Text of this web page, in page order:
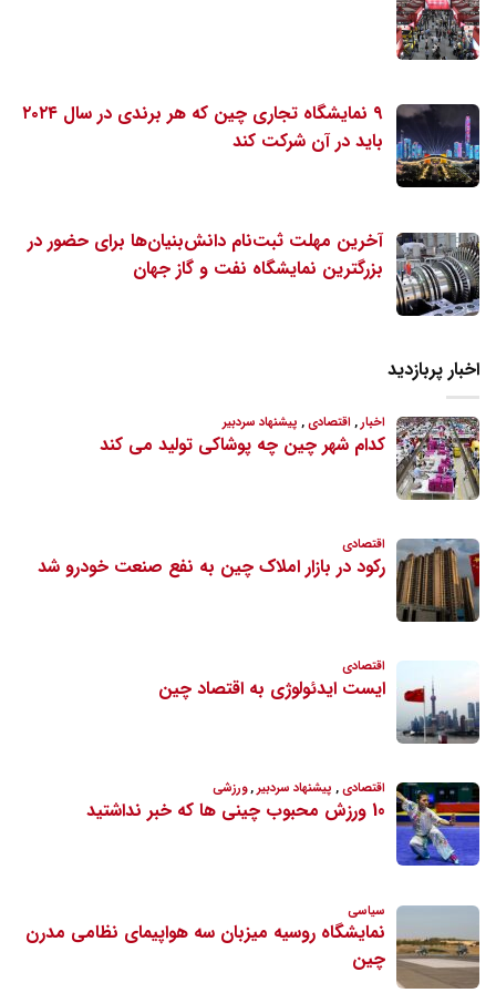
۹ نمایشگاه تجاری چین که هر برندی در سال ۲۰۲۴
باید در آن شرکت کند
آخرین مهلت ثبت‌نام دانش‌بنیان‌ها برای حضور در
بزرگترین نمایشگاه نفت و گاز جهان
اخبار پربازدید